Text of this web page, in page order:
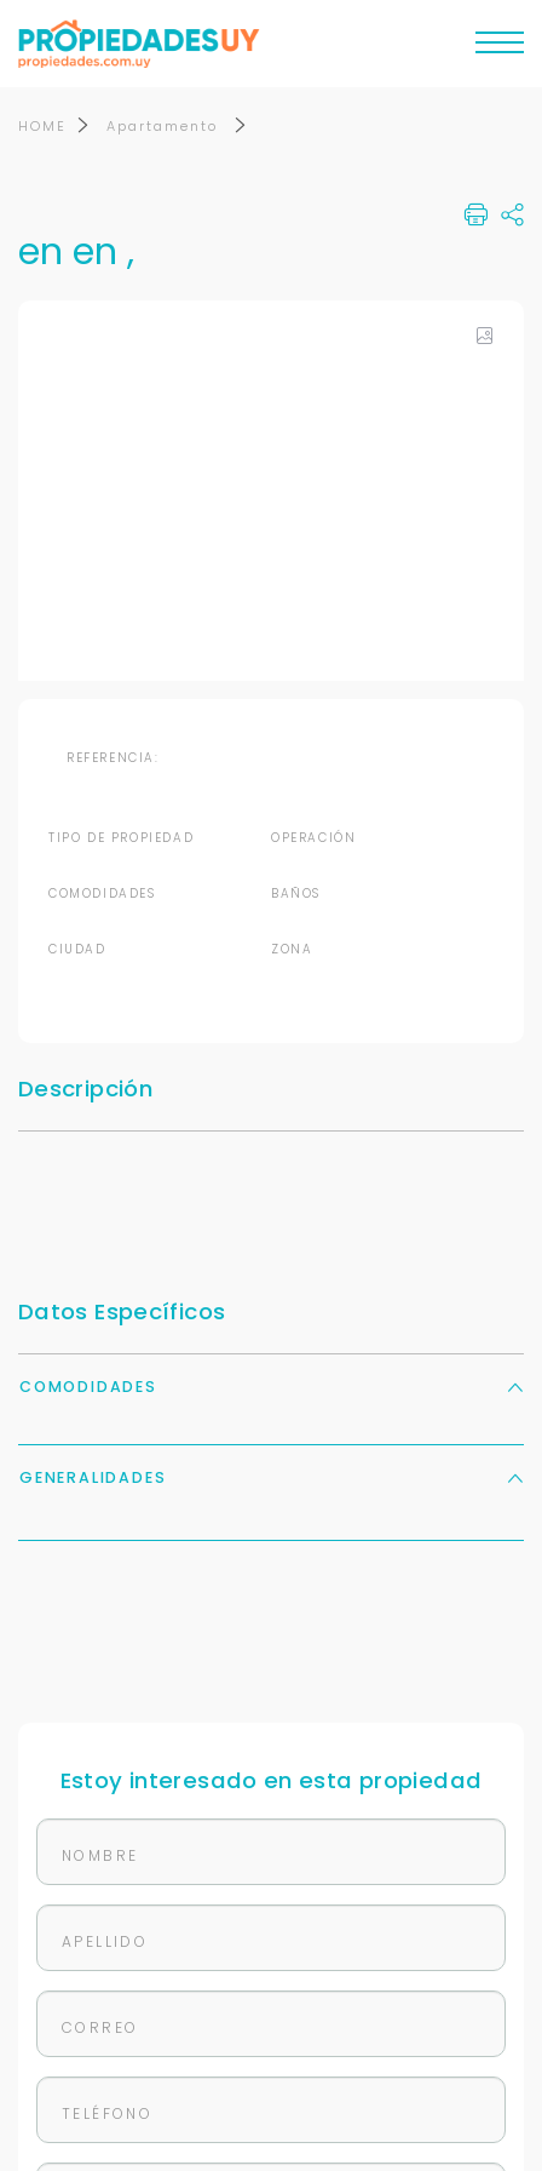
HOME Apartamento
en en ,
REFERENCIA:
TIPO DE PROPIEDAD OPERACIÓN
COMODIDADES BAÑOS
CIUDAD ZONA
Descripción
Datos Específicos
COMODIDADES
GENERALIDADES
Estoy interesado en esta propiedad